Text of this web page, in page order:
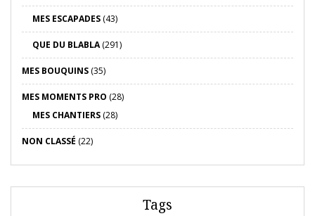
MES ESCAPADES (43)
QUE DU BLABLA(291)
MES BOUQUINS (35)
MES MOMENTS PRO (28)
MES CHANTIERS (28)
NON CLASSÉ (22)
Tags